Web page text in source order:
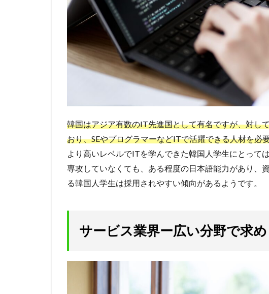
韓国はアジア有数のIT先進国として有名ですが、対し
おり、SEやプログラマーなどITで活躍できる人材を必
より高いレベルでITを学んできた韓国人学生にとって
専攻していなくても、ある程度の日本語能力があり、
る韓国人学生は採用されやすい傾向があるようです。
サービス業界ー広い分野で求め